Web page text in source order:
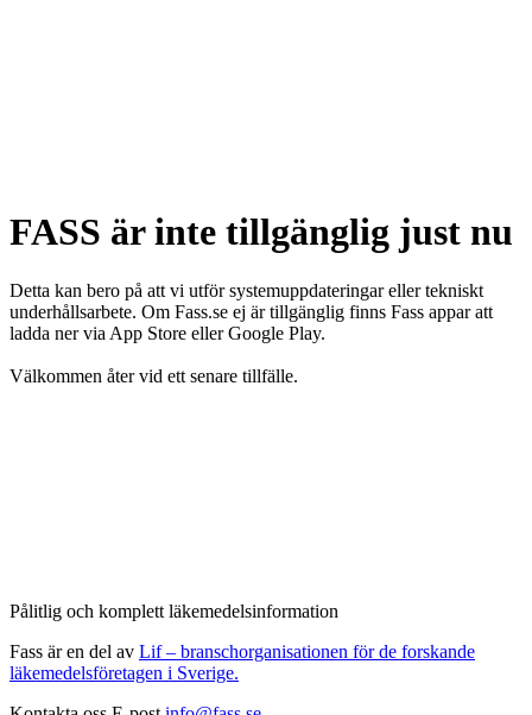
FASS är inte tillgänglig just nu
Detta kan bero på att vi utför systemuppdateringar eller tekniskt
underhållsarbete. Om Fass.se ej är tillgänglig finns Fass appar att
ladda ner via App Store eller Google Play.
Välkommen åter vid ett senare tillfälle.
Pålitlig och komplett läkemedelsinformation
Fass är en del av Lif – branschorganisationen för de forskande
läkemedelsföretagen i Sverige.